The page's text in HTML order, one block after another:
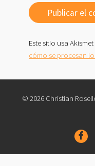
Este sitio usa
cómo se procesan
© 2026 Christian